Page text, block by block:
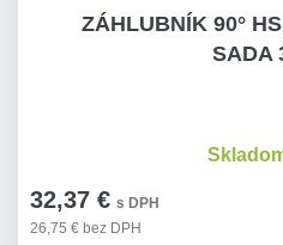
ZÁHLUBNÍK 90°
SADA
32,37 € s DPH
26,75 € bez DPH